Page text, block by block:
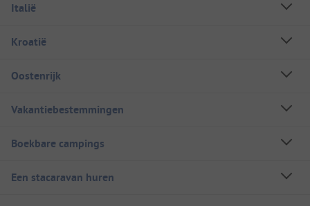
Italië
Kroatië
Oostenrijk
Vakantiebestemmingen
Boekbare campings
Een stacaravan huren